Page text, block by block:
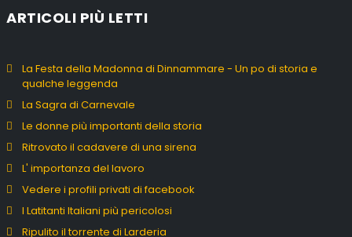
ARTICOLI PIÙ LETTI
La Festa della Madonna di Dinnammare - Un po di storia e
qualche leggenda
La Sagra di Carnevale
Le donne più importanti della storia
Ritrovato il cadavere di una sirena
L' importanza del lavoro
Vedere i profili privati di facebook
I Latitanti Italiani più pericolosi
Ripulito il torrente di Larderia